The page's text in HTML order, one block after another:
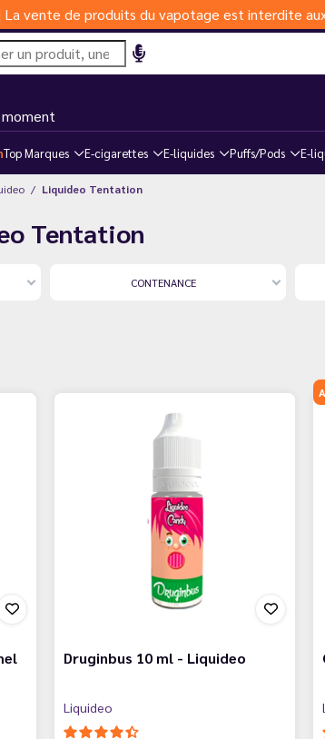
vente de produits du vapotage est interdite
Top Marques E-cigarettes E-liquides Puffs/Pods E-
Liquideo Tentation
Tentation
CONTENANCE
Druginbus 10 ml - Liquideo
Liquideo